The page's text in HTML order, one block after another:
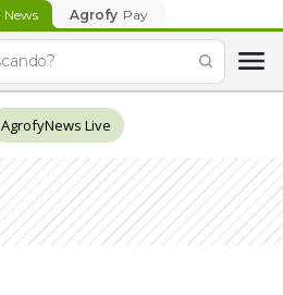
News Agrofy Pay
AgrofyNews Live